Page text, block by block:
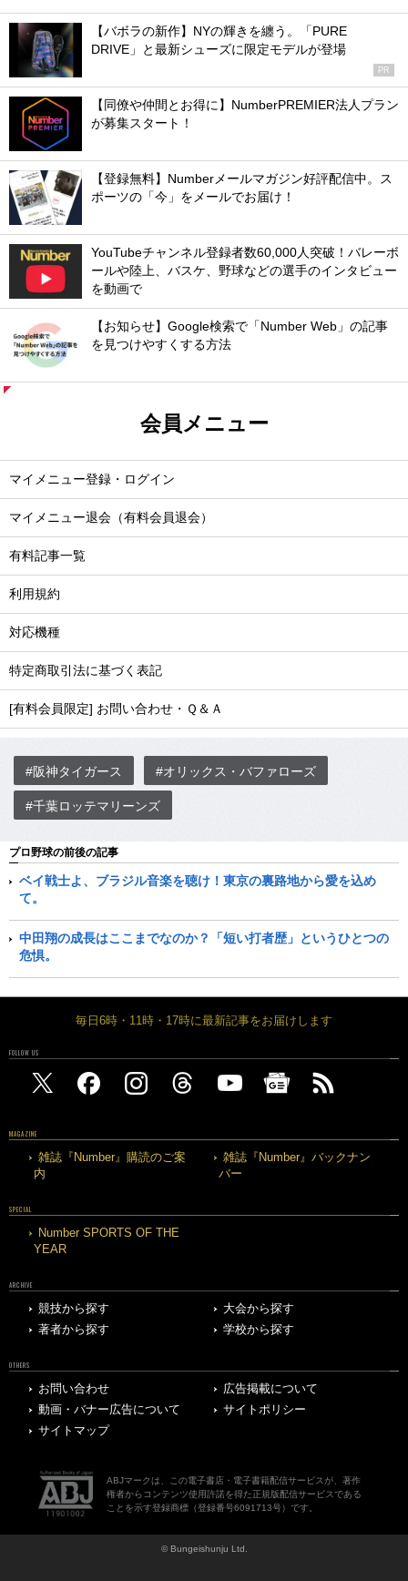
【バボラの新作】NYの輝きを纏う。「PURE
DRIVE」と最新シューズに限定モデルが登場
PR
【同僚や仲間とお得に】NumberPREMIER法人プラン
が募集スタート！
【登録無料】Numberメールマガジン好評配信中。ス
ポーツの「今」をメールでお届け！
YouTubeチャンネル登録者数60,000人突破！バレーボ
ールや陸上、バスケ、野球などの選手のインタビュー
を動画で
【お知らせ】Google検索で「Number Web」の記事
を見つけやすくする方法
会員メニュー
マイメニュー登録・ログイン
マイメニュー退会（有料会員退会）
有料記事一覧
利用規約
対応機種
特定商取引法に基づく表記
[有料会員限定] お問い合わせ・Ｑ＆Ａ
#阪神タイガース #オリックス・バファローズ
#千葉ロッテマリーンズ
プロ野球の前後の記事
ベイ戦士よ、ブラジル音楽を聴け！東京の裏路地から愛を込め
て。
中田翔の成長はここまでなのか？「短い打者歴」というひとつの
危惧。
毎日6時・11時・17時に最新記事をお届けします
FOLLOW US
MAGAZINE
雑誌『Number』購読のご案
内
雑誌『Number』バックナン
バー
SPECIAL
Number SPORTS OF THE
YEAR
ARCHIVE
競技から探す
大会から探す
著者から探す
学校から探す
OTHERS
お問い合わせ
広告掲載について
動画・バナー広告について
サイトポリシー
サイトマップ
ABJマークは、この電子書店・電子書籍配信サービスが、著作
権者からコンテンツ使用許諾を得た正規版配信サービスである
ことを示す登録商標（登録番号6091713号）です。
© Bungeishunju Ltd.